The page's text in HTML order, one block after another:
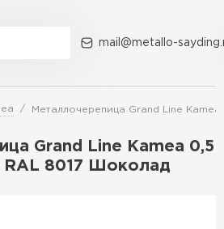
mail@metallo-
Металлочерепица Grand Line
Grand Line Kamea 0,5
8017 Шоколад
Акции О компании Контакты